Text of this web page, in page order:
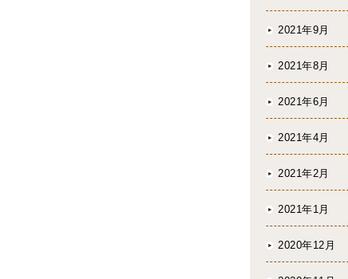
2021年9月
2021年8月
2021年6月
2021年4月
2021年2月
2021年1月
2020年12月